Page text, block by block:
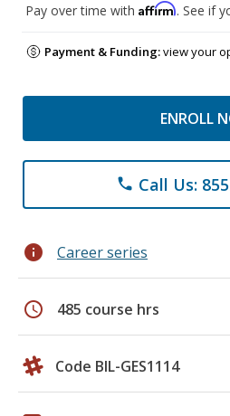
Pay over time with Affirm. See if
Payment & Funding:view your
ENROLL
phone Call Us:
info Career series
schedule 485 course hrs
Code BIL-GES1114